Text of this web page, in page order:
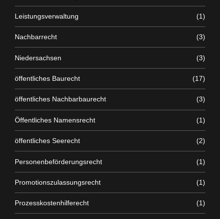
Leistungsverwaltung (1)
Nachbarrecht (3)
Niedersachsen (3)
öffentliches Baurecht (17)
öffentliches Nachbarbaurecht (3)
Öffentliches Namensrecht (1)
öffentliches Seerecht (2)
Personenbeförderungsrecht (1)
Promotionszulassungsrecht (1)
Prozesskostenhilferecht (1)